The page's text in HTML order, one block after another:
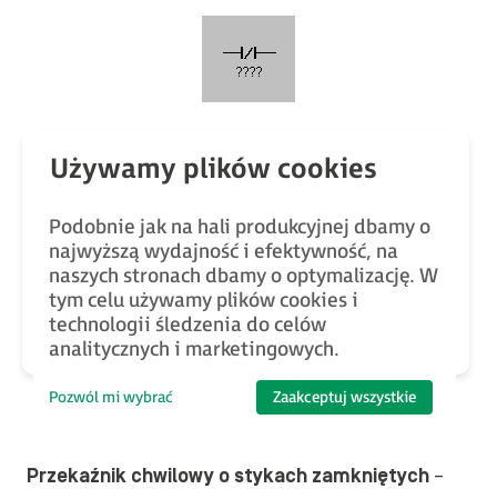
Przekaźniki (cewki)– służą do ustawiania stanów
Przekaźnik chwilowy o stykachotwartych
ustawia wartość przypisanej mu zmiennej na 1 w
momencie doprowadzenia do niego sygnału.
Przekaźnik chwilowy o stykach zamkniętych –
Podobnie jak na hali produkcyjnej dbamy o
najwyższą wydajność i efektywność, na
naszych stronach dbamy o optymalizację. W
tym celu używamy plików cookies i
technologii śledzenia do celów
analitycznych i marketingowych.
Pozwól mi wybrać Zaakceptuj wszystkie